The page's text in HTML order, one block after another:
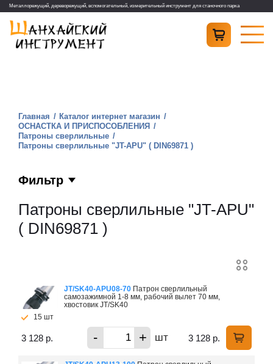
Металлорежущий, дереворежущий, вспомогательный, измерительный инструмент для станочного парка
Главная
Каталог интернет магазин
ОСНАСТКА И ПРИСПОСОБЛЕНИЯ
Патроны сверлильные
Патроны сверлильные "JT-APU" ( DIN69871 )
Фильтр
Патроны сверлильные "JT-APU"
( DIN69871 )
JT/SK40-APU08-70 Патрон сверлильный
самозажимной 1-8 мм, рабочий вылет 70 мм,
хвостовик JT/SK40
15 шт
3 128 р. - + шт 3 128 р.